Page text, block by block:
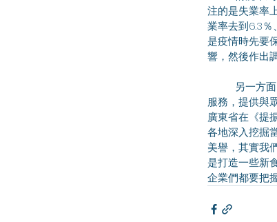
注的是失業率
業率去到6.3％
是疫情時先要
響，然後作出
服務，提供與
廣東省在《提
各地深入挖掘
美譽，其實我
是打造一些新
企業們都要把